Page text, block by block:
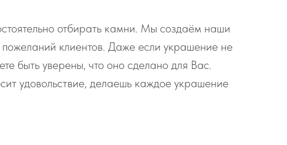
отбирать камни. Мы создаём наши
клиентов. Даже если украшение не
быть уверены, что оно сделано для Вас.
удовольствие, делаешь каждое украшение